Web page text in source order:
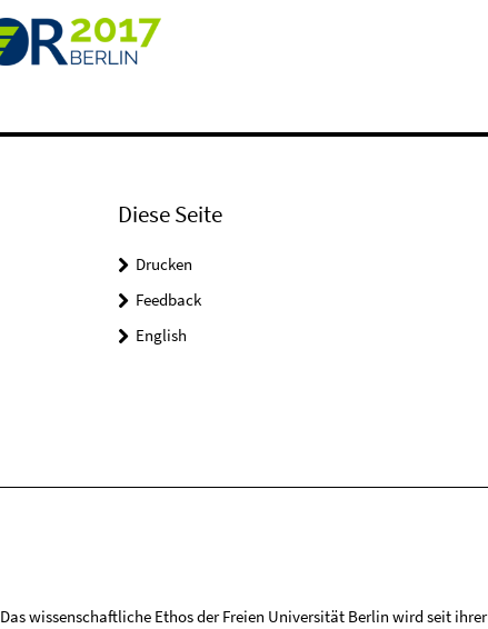
Diese Seite
Drucken
Feedback
English
Das wissenschaftliche Ethos der Freien Universität Berlin wird seit ihrer